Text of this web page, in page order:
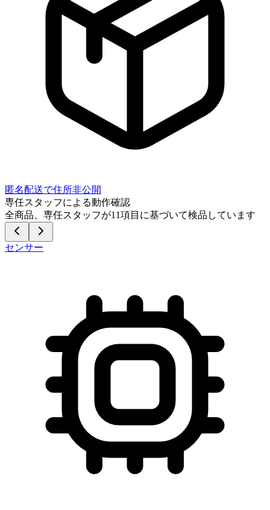
匿名配送で住所非公開
専任スタッフによる動作確認
全商品、専任スタッフが11項目に基づいて検品しています
センサー